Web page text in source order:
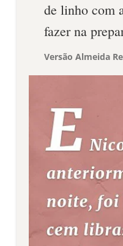
de linho com
fazer na
Versão Almeida